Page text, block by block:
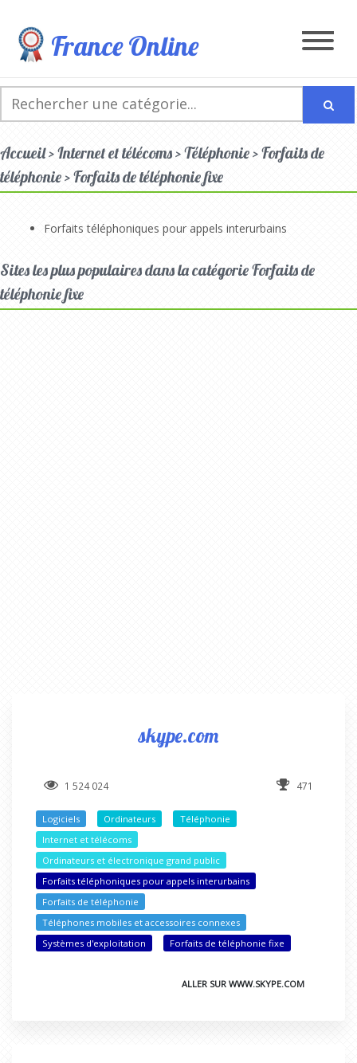
France Online
Accueil > Internet et télécoms > Téléphonie > Forfaits de
téléphonie > Forfaits de téléphonie fixe
Forfaits téléphoniques pour appels interurbains
Sites les plus populaires dans la catégorie Forfaits de
téléphonie fixe
skype.com
1 524 024 471
Logiciels Ordinateurs
Téléphonie
Internet et télécoms
Ordinateurs et électronique grand public
Forfaits téléphoniques pour appels interurbains
Forfaits de téléphonie
Téléphones mobiles et accessoires connexes
Systèmes d'exploitation
Forfaits de téléphonie fixe
ALLER SUR WWW.SKYPE.COM